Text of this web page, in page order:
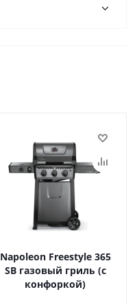
Napoleon Freestyle 365
SB газовый гриль (с
конфоркой)